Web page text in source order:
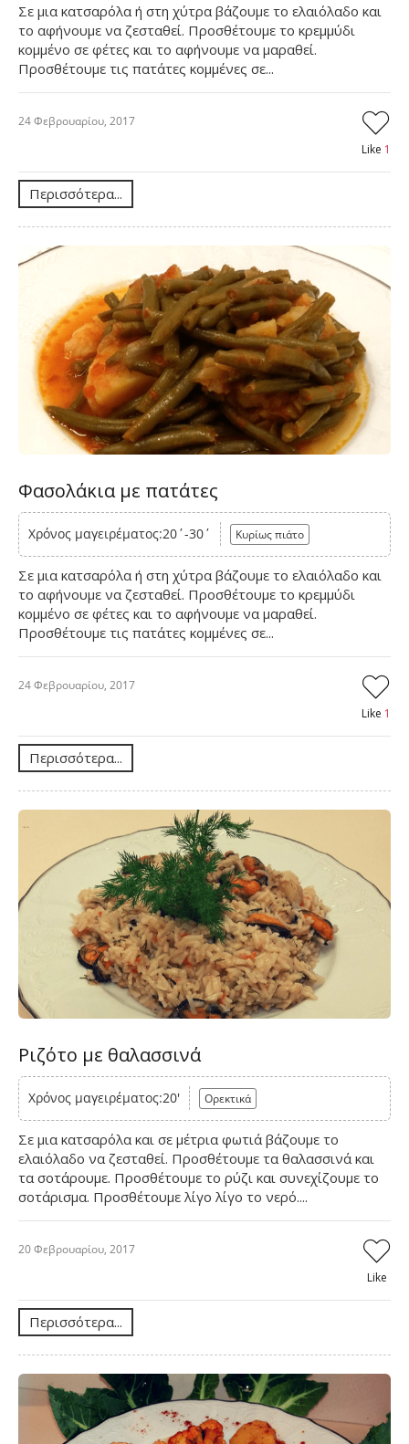
Σε μια κατσαρόλα ή στη χύτρα βάζουμε το ελαιόλαδο και
το αφήνουμε να ζεσταθεί. Προσθέτουμε το κρεμμύδι
κομμένο σε φέτες και το αφήνουμε να μαραθεί.
Προσθέτουμε τις πατάτες κομμένες σε...
24 Φεβρουαρίου, 2017
Like 1
Περισσότερα...
Φασολάκια με πατάτες
Χρόνος μαγειρέματος:20΄-30΄ Κυρίως πιάτο
Σε μια κατσαρόλα ή στη χύτρα βάζουμε το ελαιόλαδο και
το αφήνουμε να ζεσταθεί. Προσθέτουμε το κρεμμύδι
κομμένο σε φέτες και το αφήνουμε να μαραθεί.
Προσθέτουμε τις πατάτες κομμένες σε...
24 Φεβρουαρίου, 2017
Like 1
Περισσότερα...
Ριζότο με θαλασσινά
Χρόνος μαγειρέματος:20' Ορεκτικά
Σε μια κατσαρόλα και σε μέτρια φωτιά βάζουμε το
ελαιόλαδο να ζεσταθεί. Προσθέτουμε τα θαλασσινά και
τα σοτάρουμε. Προσθέτουμε το ρύζι και συνεχίζουμε το
σοτάρισμα. Προσθέτουμε λίγο λίγο το νερό....
20 Φεβρουαρίου, 2017
Like
Περισσότερα...